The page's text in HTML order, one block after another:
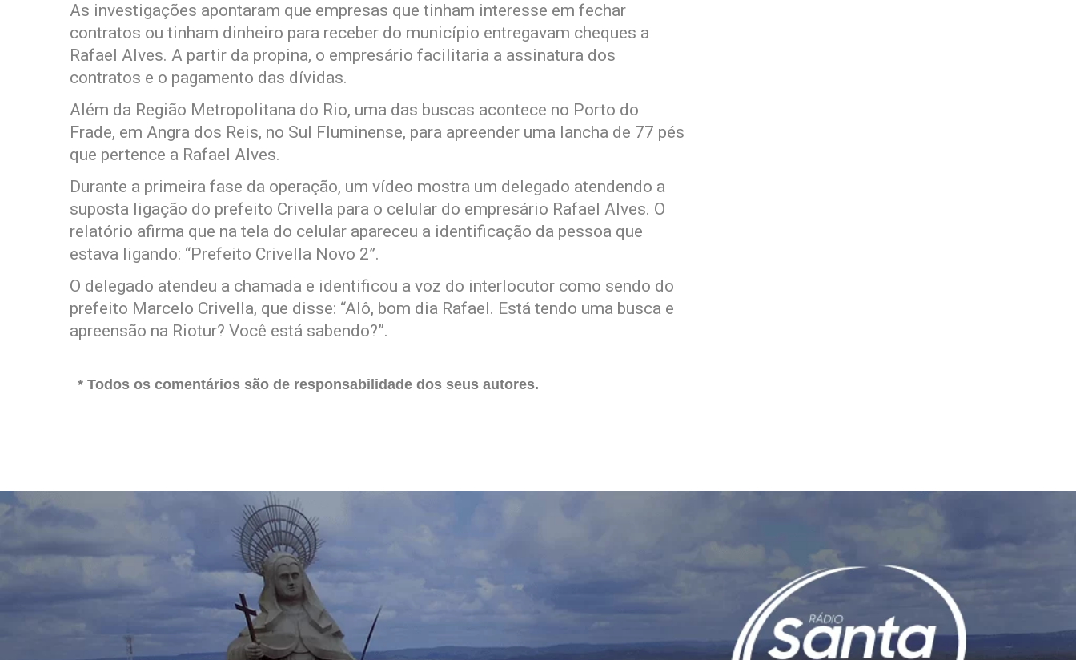
As investigações apontaram que empresas que tinham interesse em fechar
contratos ou tinham dinheiro para receber do município entregavam cheques a
Rafael Alves. A partir da propina, o empresário facilitaria a assinatura dos
contratos e o pagamento das dívidas.
Além da Região Metropolitana do Rio, uma das buscas acontece no Porto do
Frade, em Angra dos Reis, no Sul Fluminense, para apreender uma lancha de 77 pés
que pertence a Rafael Alves.
Durante a primeira fase da operação, um vídeo mostra um delegado atendendo a
suposta ligação do prefeito Crivella para o celular do empresário Rafael Alves. O
relatório afirma que na tela do celular apareceu a identificação da pessoa que
estava ligando: “Prefeito Crivella Novo 2”.
O delegado atendeu a chamada e identificou a voz do interlocutor como sendo do
prefeito Marcelo Crivella, que disse: “Alô, bom dia Rafael. Está tendo uma busca e
apreensão na Riotur? Você está sabendo?”.
* Todos os comentários são de responsabilidade dos seus autores.